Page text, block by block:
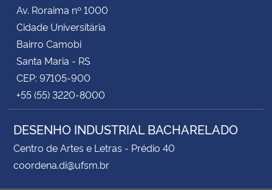
Av. Roraima nº 1000
Cidade Universitária
Bairro Camobi
Santa Maria - RS
CEP: 97105-900
+55 (55) 3220-8000
DESENHO INDUSTRIAL BACHARELADO
Centro de Artes e Letras - Prédio 40
coordena.di@ufsm.br